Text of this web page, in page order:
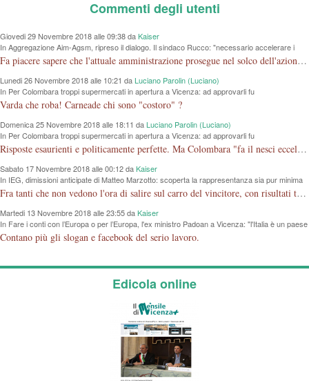
Commenti degli utenti
Giovedi 29 Novembre 2018 alle 09:38 daKaiser
In Aggregazione Aim-Agsm, ripreso il dialogo. Il sindaco Rucco: "necessario accelerare i
tempi"
Fa piacere sapere che l'attuale amministrazione prosegue nel solco dell'azione iniziata dalla vecchia senza tante polemiche. Come per la mostra al Chiericati, si dimostra che l'amministrazione non deve essere per forza in opposizione a quello che hanno fatto gli altri.
Lunedi 26 Novembre 2018 alle 10:21 daLuciano Parolin (Luciano)
In Per Colombara troppi supermercati in apertura a Vicenza: ad approvarli fu
l'amministrazione di cui faceva parte
Varda che roba! Carneade chi sono "costoro" ?
Domenica 25 Novembre 2018 alle 18:11 daLuciano Parolin (Luciano)
In Per Colombara troppi supermercati in apertura a Vicenza: ad approvarli fu
l'amministrazione di cui faceva parte
Risposte esaurienti e politicamente perfette. Ma Colombara "fa il nesci eccellenza o non ha capito?". Le elezioni le ha perse, ed è rimasto SOLO, con un regolamento comunale che LE permette di fare GRUPPO con una sola Persona. Cosa ci sta a fare lì, entri nel PD così fa "gruppo"....Amen.
Sabato 17 Novembre 2018 alle 00:12 daKaiser
In IEG, dimissioni anticipate di Matteo Marzotto: scoperta la rappresentanza sia pur minima
di Vicenza a Rimini a poco da sbarco in Borsa
Fra tanti che non vedono l'ora di salire sul carro del vincitore, con risultati tragicomici, almeno due che coerenti con se stessi scendono dalla giostra.
Martedi 13 Novembre 2018 alle 23:55 daKaiser
In Fare i conti con l’Europa o per l’Europa, l'ex ministro Padoan a Vicenza: "l'Italia è un paese
bancocentrico e ha un problema di credibilità"
Contano più gli slogan e facebook del serio lavoro.
Edicola online